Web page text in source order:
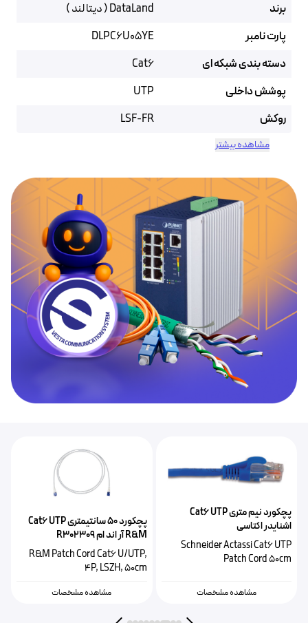
برند
DataLand ( دیتا لند )
پارت نامبر
DLPC6U05YE
دسته بندی شبکه ای
Cat6
پوشش داخلی
UTP
روکش
LSF-FR
مشاهده بیشتر
پچکورد نیم متری Cat6 UTP
اشنایدر اکتاسی
ACTPC6UBCM05BU
Schneider Actassi Cat6 UTP
Patch Cord 50cm
مشاهده مشخصات
پچکورد ۵۰ سانتیمتری Cat6 UTP
R&M آر اند ام R302309
R&M Patch Cord Cat6 U/UTP,
4P, LSZH, 50cm
مشاهده مشخصات